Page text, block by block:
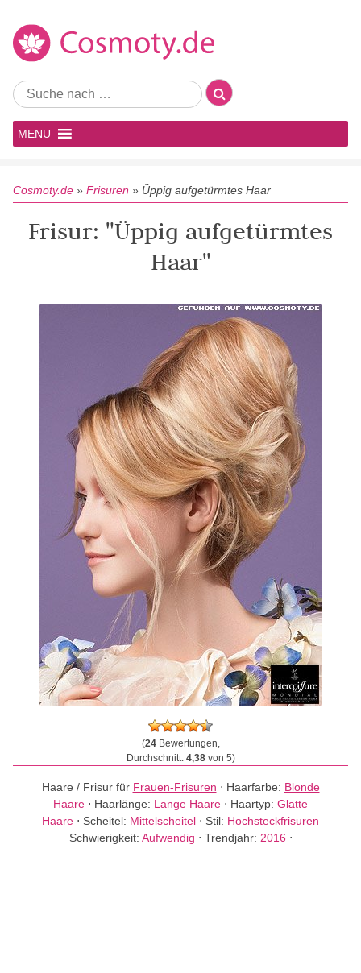
MENU
Cosmoty.de » Frisuren » Üppig aufgetürmtes Haar
Frisur: "Üppig aufgetürmtes
Haar"
(24Bewertungen,
Durchschnitt: 4,38von 5)
Haare / Frisur für Frauen-Frisuren ⋅ Haarfarbe: Blonde
Haare ⋅ Haarlänge: Lange Haare ⋅ Haartyp: Glatte
Haare ⋅ Scheitel: Mittelscheitel ⋅ Stil: Hochsteckfrisuren
Schwierigkeit: Aufwendig ⋅ Trendjahr: 2016 ⋅